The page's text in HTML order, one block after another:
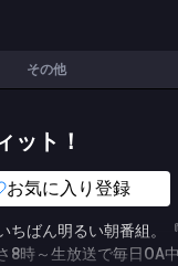
その他
ット！
お気に入り登録
ちばん明るい朝番組。
8時～生放送で毎日OA中